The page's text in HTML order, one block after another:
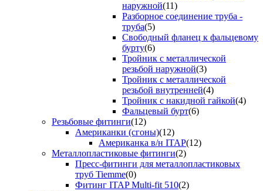
наружной(11)
Разборное соединение труба -
труба(5)
Свободный фланец к фальцевому
бурту(6)
Тройник с металлической
резьбой наружной(3)
Тройник с металлической
резьбой внутренней(4)
Тройник с накидной гайкой(4)
Фальцевый бурт(6)
Резьбовые фитинги(12)
Американки (сгоны)(12)
Американка в/н ITAP(12)
Металлопластиковые фитинги(2)
Пресс-фитинги для металлопластиковых
труб Tiemme(0)
Фитинг ITAP Multi-fit 510(2)